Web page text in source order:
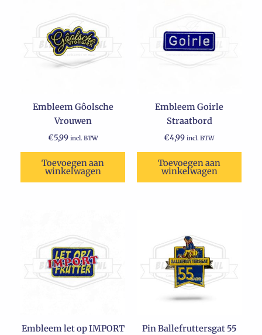
Embleem Gôolsche
Vrouwen
€5,99 incl. BTW
Toevoegen aan
winkelwagen
Embleem Goirle
Straatbord
€4,99 incl. BTW
Toevoegen aan
winkelwagen
Embleem let op IMPORT
Pin Ballefruttersgat 55